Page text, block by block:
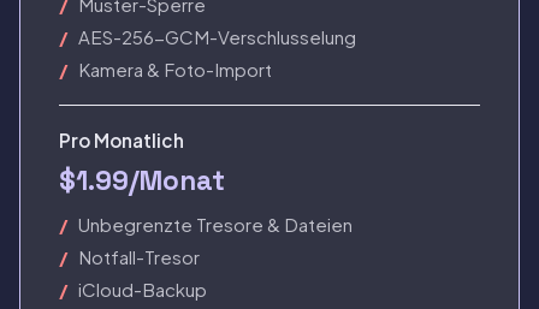
AES-256-GCM-Verschlusselung
Kamera & Foto-Import
Pro Monatlich
$1.99/Monat
Unbegrenzte Tresore & Dateien
Notfall-Tresor
iCloud-Backup